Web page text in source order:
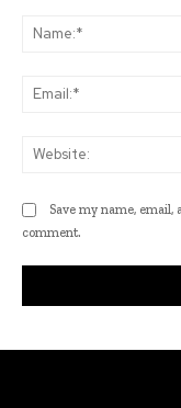
Save my name,
comment.